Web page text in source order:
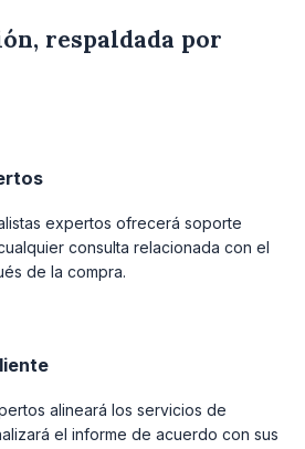
respaldada por
expertos ofrecerá soporte
consulta relacionada con el
de la compra.
alineará los servicios de
el informe de acuerdo con sus